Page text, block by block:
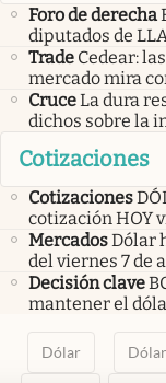
Foro de derecha
diputados de
Trade Cedear:
mercado mira
CruceLa dura
dichos sobre la
Cotizaciones
Cotizaciones
cotización HOY
MercadosDólar
del viernes 7 de
Decisión clave
mantener el
Dólar